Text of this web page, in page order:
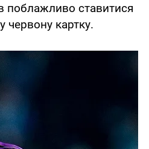
поблажливо ставитися
червону картку.